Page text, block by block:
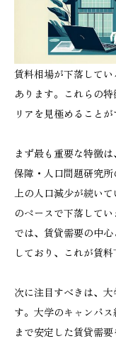
賃料相場が下落して
あります。これらの
リアを見極めることが
まず最も重要な特徴
保障・人口問題研究
上の人口減少が続い
のペースで下落して
では、賃貸需要の中
しており、これが賃
次に注目すべきは、
す。大学のキャンパ
まで安定した賃貸需